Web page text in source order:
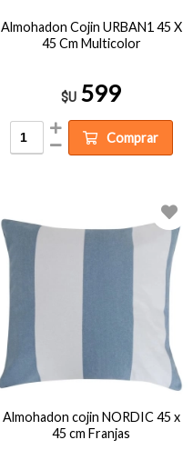
Almohadon Cojin URBAN1 45 X
45 Cm Multicolor
$U 599
Comprar
Almohadon cojin NORDIC 45 x
45 cm Franjas